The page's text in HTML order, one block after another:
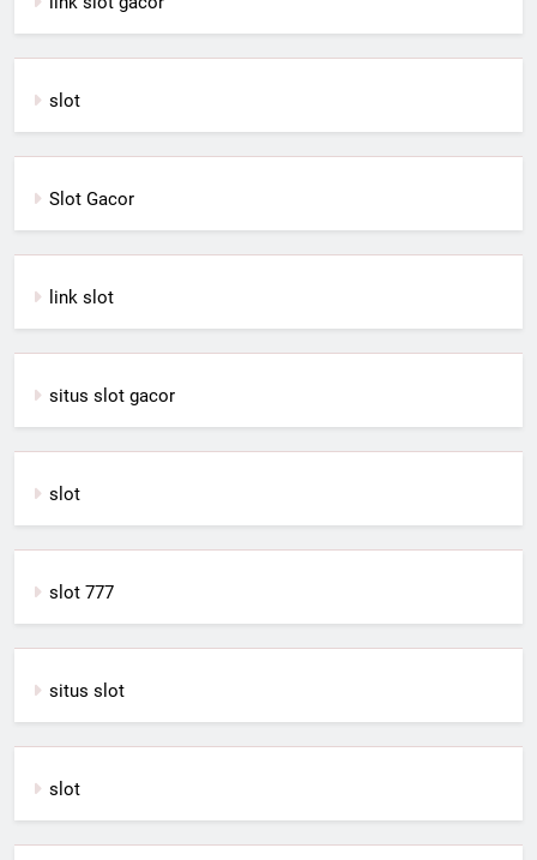
slot
Slot Gacor
link slot
situs slot gacor
slot
slot 777
situs slot
slot